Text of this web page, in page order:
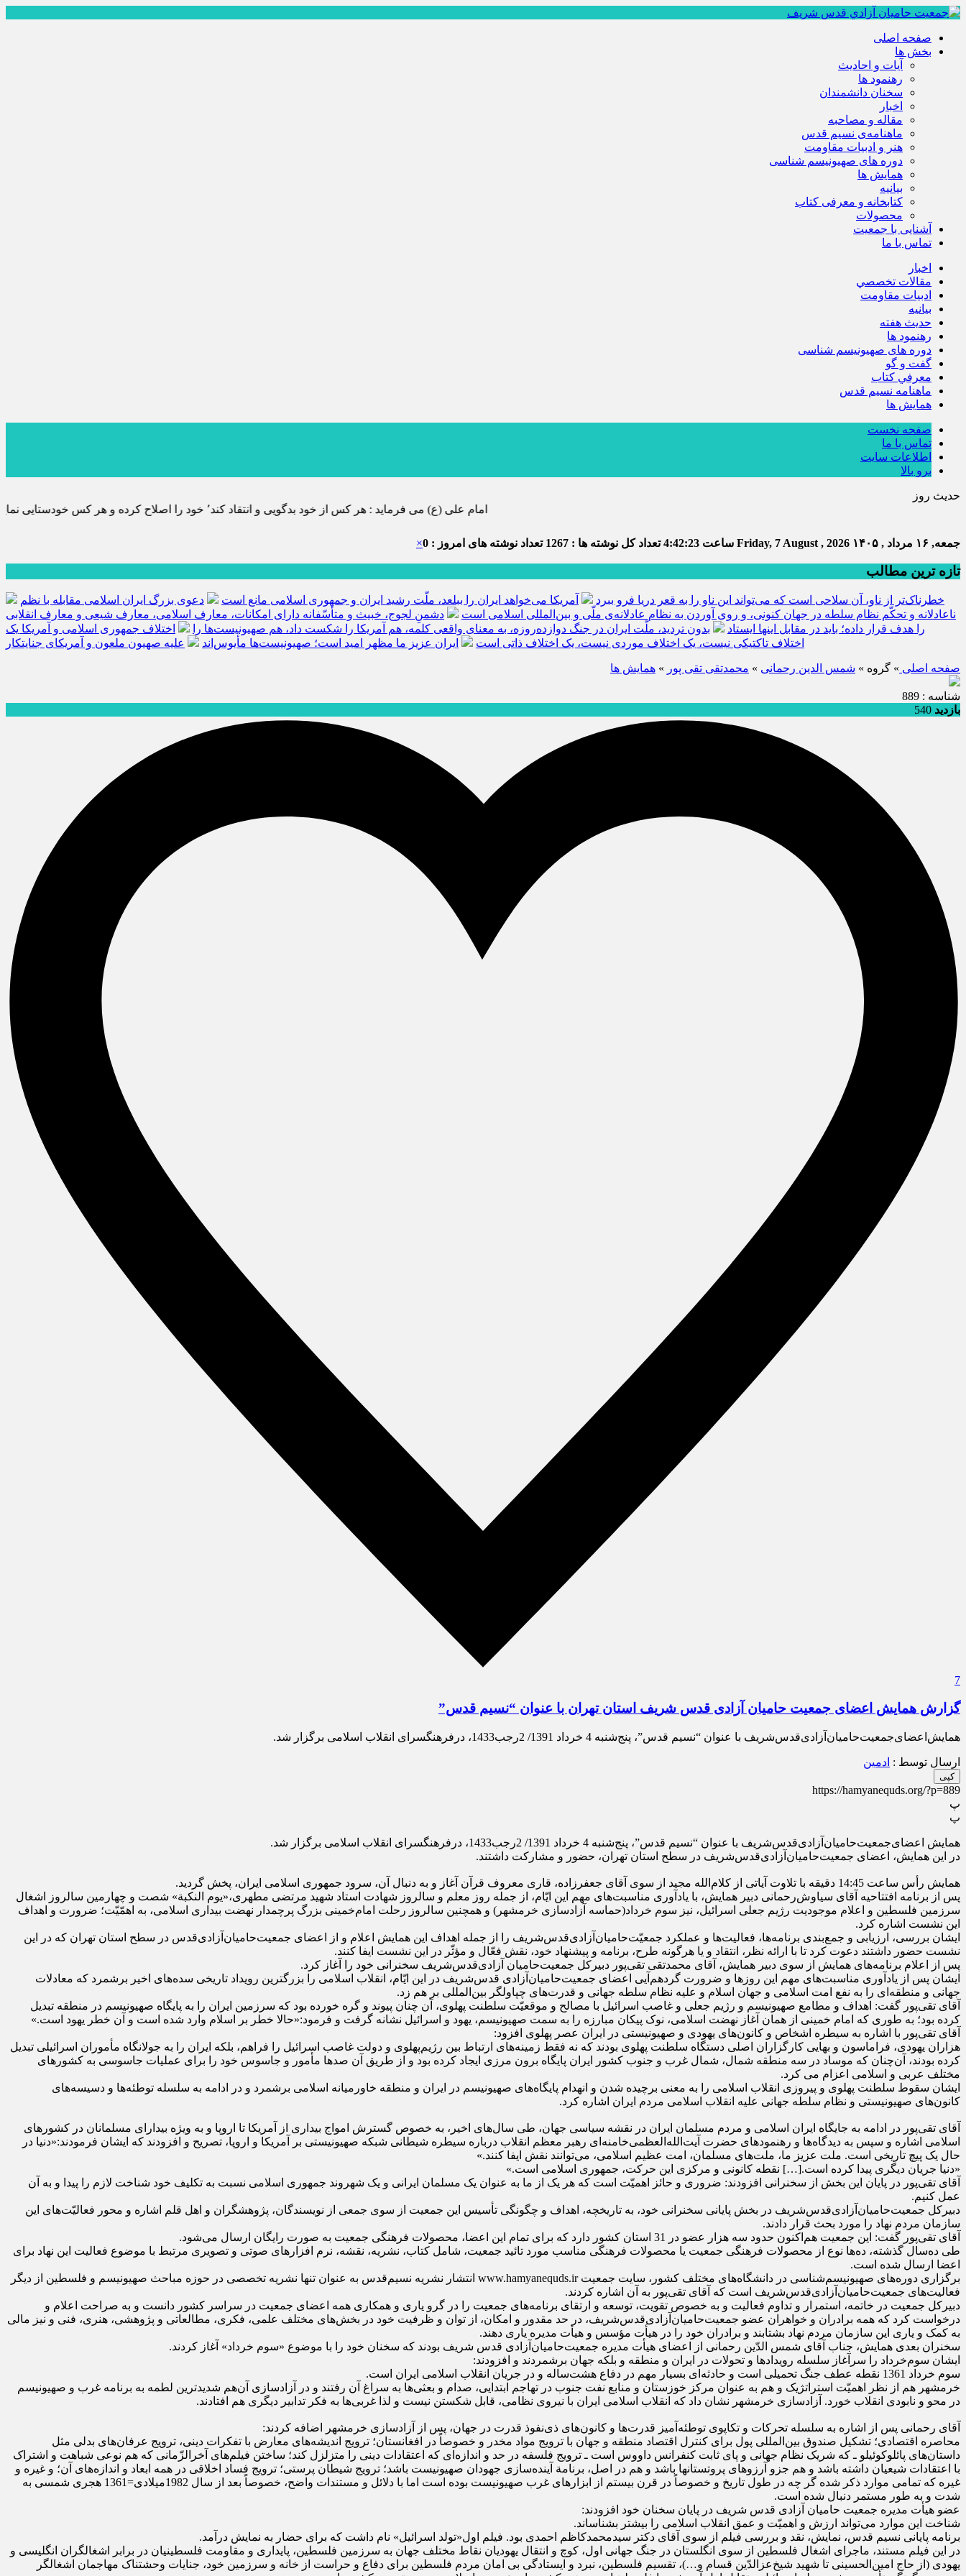
صفحه اصلی
بخش ها
آیات و احادیث
رهنمود ها
سخنان دانشمندان
اخبار
مقاله و مصاحبه
ماهنامه‌ی نسیم قدس
هنر و ادبیات مقاومت
دوره های صهیونیسم شناسی
همايش ها
بيانيه
کتابخانه و معرفی کتاب
محصولات
آشنایی با جمعیت
تماس با ما
اخبار
مقالات تخصصي
ادبيات مقاومت
بيانيه
حديث هفته
رهنمود ها
دوره های صهیونیسم شناسی
گفت و گو
معرفي كتاب
ماهنامه نسيم قدس
همايش ها
صفحه نخست
تماس با ما
اطلاعات سایت
برو بالا
حدیث روز
امام علی (ع) می فرماید : هر کس از خود بدگویی و انتقاد کند٬ خود را اصلاح کرده و هر کس خودستایی نماید٬ پس به تحقیق خویش را تباه نموده است.
جمعه, ۱۶ مرداد , ۱۴۰۵ Friday, 7 August , 2026 ساعت 4:42:24تعداد کل نوشته ها : 1267 تعداد نوشته های امروز : 0 ×
تازه ترین مطالب
خطرناک‌تر از ناو، آن سلاحی است که می‌تواند این ناو را به قعر دریا فرو ببرد آمریکا می‌خواهد ایران را ببلعد، ملّت رشید ایران و جمهوری اسلامی مانع است
دعوی بزرگ ایران اسلامی مقابله با نظم
ناعادلانه و تحکّم نظام سلطه در جهان کنونی، و روی آوردن به نظام عادلانه‌ی ملّی و بین‌المللی اسلامی است
دشمنِ لجوج، خبیث و متأسّفانه دارای امکانات، معارف اسلامی، معارف شیعی و معارف انقلابی
را هدف قرار داده؛ باید در مقابل اینها ایستاد
بدون تردید، ملّت ایران در جنگ دوازده‌روزه، به معنای واقعی کلمه، هم آمریکا را شکست داد، هم صهیونیست‌ها را
اختلاف جمهوری اسلامی و آمریکا یک
اختلاف تاکتیکی نیست، یک اختلاف موردی نیست، یک اختلاف ذاتی است
ایران عزیز ما مظهر امید است؛ صهیونیست‌ها مأیوس‌اند علیه صهیون ملعون و آمریکای جنایتکار
صفحه اصلی » گروه » شمس الدین رحمانی » محمدتقی تقی پور » همايش ها
شناسه : 889
بازدید 540
7
گزارش همایش‌ اعضای‌ جمعیت‌ حامیان‌ آزادی‌ قدس‌ شریف استان تهران با عنوان “نسیم قدس”
همایش‌اعضای‌جمعیت‌حامیان‌آزادی‌قدس‌شریف با عنوان “نسیم قدس”،‌ پنج‌شنبه ‌4 ‌خرداد‌ 1391/ 2‌رجب‌1433، در‌فرهنگسرای انقلاب اسلامی برگزار شد.
ارسال توسط : ادمین
کپی
https://hamyanequds.org/?p=889
پ
پ
همایش‌ اعضای‌جمعیت‌حامیان‌آزادی‌قدس‌شریف با عنوان “نسیم قدس”،‌ پنج‌شنبه ‌4 ‌خرداد‌ 1391/ 2‌رجب‌1433، در‌فرهنگسرای انقلاب اسلامی برگزار شد.
در‌ این همایش، اعضای جمعیت‌حامیان‌آزادی‌قدس‌شریف در‌ سطح‌ استان تهران، حضور و مشارکت داشتند.
همایش رأس ساعت ‌14:45 دقیقه با تلاوت‌ آیاتی از کلام‌الله مجید از سوی آقای جعفرزاده، قاری معروف قرآن آغاز و به دنبال آن، سرود جمهوری اسلامی ایران، پخش گردید.
پس از برنامه افتتاحیه آقای سیاوش‌رحمانی دبیر همایش، با یادآوری مناسبت‌های مهم این ایّام، از جمله روز معلم و سالروز شهادت استاد شهید مرتضی مطهری،«یوم النکبة» شصت و چهارمین سالروز اشغال
سرزمین فلسطین و اعلام موجودیت رژیم جعلی اسرائیل، نیز سوم خرداد(حماسه آزادسازی خرمشهر) و همچنین سالروز رحلت امام‌خمینی بزرگ پرچمدار نهضت بیداری اسلامی، به اهمّیّت؛ ضرورت و اهداف
این نشست اشاره کرد.
ایشان بررسی، ارزیابی و جمع‌بندی برنامه‌ها، فعالیت‌ها و عملکرد جمعیّت‌حامیان‌آزادی‌قدس‌شریف را از جمله اهداف این همایش اعلام و از اعضای جمعیت‌حامیان‌آزادی‌قدس در سطح استان تهران که در این
نشست حضور داشتند دعوت کرد تا با ارائه نظر، انتقاد و یا هرگونه طرح، برنامه و پیشنهاد خود، نقش فعّال و مؤثّر در این نشست ایفا کنند.
پس از اعلام برنامه‌های همایش از سوی دبیر همایش، آقای محمدتقی تقی‌پور دبیرکل جمعیت‌حامیان آزادی‌قدس‌شریف سخنرانی خود را آغاز کرد.
ایشان پس از یادآوری مناسبت‌های مهم این روزها و ضرورت گردهم‌آیی اعضای جمعیت‌حامیان‌آزادی قدس‌شریف در این ایّام، انقلاب اسلامی را بزرگترین رویداد تاریخی سده‌های اخیر برشمرد که معادلات
جهانی و منطقه‌ای را به نفع امت اسلامی و جهان‌ اسلام و علیه نظام‌ سلطه جهانی و قدرت‌های چپاولگر بین‌المللی بر هم زد.
آقای تقی‌پور گفت: اهداف و مطامع صهیونیسم و رژیم جعلی و غاصب اسرائیل با مصالح و موقعیّت سلطنت پهلوی، آن چنان پیوند و گره خورده بود که سرزمین ایران را به پایگاه صهیونیسم در منطقه تبدیل
کرده بود؛ به طوری که امام خمینی از همان آغاز نهضت اسلامی، نوک پیکان مبارزه را به سمت صهیونیسم، یهود و اسرائیل نشانه گرفت و فرمود:«حالا خطر بر اسلام وارد شده است و آن خطر یهود است.»
آقای تقی‌پور با اشاره به سیطره اشخاص و کانون‌های یهودی و صهیونیستی در ایران عصر پهلوی افزود:
هزاران یهودی، فراماسون و بهایی کارگزاران اصلی دستگاه سلطنت پهلوی بودند که نه فقط زمینه‌های ارتباط بین رژیم‌پهلوی و دولت غاصب اسرائیل را فراهم، بلکه ایران را به جولانگاه مأموران اسرائیلی تبدیل
کرده بودند، آن‌چنان که موساد در سه منطقه شمال، شمال غرب و جنوب کشور ایران پایگاه برون مرزی ایجاد کرده بود و از طریق آن صدها مأمور و جاسوس خود را برای عملیات جاسوسی به کشورهای
مختلف عربی و اسلامی اعزام می کرد.
ایشان سقوط سلطنت پهلوی و پیروزی انقلاب اسلامی را به معنی برچیده شدن و انهدام پایگاه‌های صهیونیسم در ایران و منطقه خاورمیانه اسلامی برشمرد و در ادامه به سلسله توطئه‌ها و دسیسه‌های
کانون‌های صهیونیستی و نظام سلطه جهانی علیه انقلاب اسلامی مردم ایران اشاره کرد.
آقای تقی‌پور در ادامه به جایگاه ایران اسلامی و مردم مسلمان ایران در نقشه سیاسی جهان، طی سال‌های اخیر، به خصوص گسترش امواج بیداری از آمریکا تا اروپا و به ویژه بیدارای مسلمانان در کشورهای
اسلامی اشاره و سپس به دیدگاه‌ها و رهنمودهای حضرت آیت‌الله‌العظمی‌خامنه‌ای رهبر معظم انقلاب درباره سیطره شیطانی شبکه صهیونیستی بر آمریکا و اروپا، تصریح و افزودند که ایشان فرمودند:«دنیا در
حال یک پیچ تاریخی است. ملت عزیز ما، ملت‌های مسلمان، امت عظیم اسلامی، می‌توانند نقش ایفا کنند.»
«دنیا جریان دیگری پیدا کرده است.[…] نقطه کانونی و مرکزی این حرکت، جمهوری اسلامی است.»
آقای تقی‌پور در پایان این بخش از سخنرانی افزودند: ضروری و حائز اهمیّت است که هر یک از ما به عنوان یک مسلمان ایرانی و یک شهروند جمهوری اسلامی نسبت به تکلیف خود شناخت لازم را پیدا و به آن
عمل کنیم.
دبیرکل جمعیت‌حامیان‌آزادی‌قدس‌شریف در بخش پایانی سخنرانی خود، به تاریخچه،‌ اهداف ‌و چگونگی‌ تأسیس این جمعیت از سوی جمعی از نویسندگان، پژوهشگران و اهل قلم اشاره و محور فعالیّت‌های این
سازمان مردم نهاد را مورد بحث قرار دادند.
آقای تقی‌پور گفت: این جمعیت هم‌اکنون حدود سه هزار عضو در ‌31 استان کشور دارد که برای تمام این اعضا، محصولات فرهنگی جمعیت به صورت رایگان ارسال می‌شود.
طی ده‌سال گذشته، ده‌ها نوع از محصولات فرهنگی جمعیت یا محصولات فرهنگی مناسب مورد تائید جمعیت، شامل کتاب، نشریه، نقشه، نرم افزارهای صوتی و تصویری مرتبط با موضوع فعالیت این نهاد برای
اعضا ارسال شده است.
برگزاری‌ دوره‌های‌ صهیونیسم‌شناسی‌ در‌ دانشگاه‌‌های‌ مختلف‌ کشور،‌ سایت‌ جمعیت ‌www.hamyanequds.ir انتشار‌ نشریه نسیم‌قدس به عنوان تنها نشریه تخصصی در حوزه مباحث صهیونیسم و فلسطین از دیگر
فعالیت‌های جمعیت‌حامیان‌آزادی‌قدس‌شریف است که آقای تقی‌پور به آن اشاره کردند.
دبیرکل جمعیت در خاتمه، استمرار و تداوم فعالیت و به خصوص تقویت، توسعه و ارتقای برنامه‌های جمعیت را در گرو یاری و همکاری همه اعضای جمعیت در سراسر کشور دانست و به صراحت اعلام و
درخواست کرد که همه برادران و خواهران عضو جمعیت‌حامیان‌آزادی‌قدس‌شریف، در حد مقدور و امکان، از توان و ظرفیت خود در بخش‌های مختلف علمی، فکری، مطالعاتی و پژوهشی، هنری، فنی و نیز مالی
به کمک و یاری این سازمان مردم نهاد بشتابند و برادران خود را در هیأت مؤسس و هیأت مدیره یاری دهند.
سخنران بعدی همایش، جناب آقای شمس الدّین رحمانی از اعضای هیأت مدیره جمعیت‌حامیان‌آزادی قدس شریف بودند که سخنان خود را با موضوع «سوم خرداد» آغاز کردند.
ایشان سوم‌خرداد را سرآغاز‌ سلسله رویدادها‌ و‌ تحولات‌ در ایران و منطقه و بلکه جهان برشمردند و افزودند:
سوم خرداد 1361 نقطه عطف جنگ تحمیلی است و حادثه‌ای بسیار مهم در دفاع هشت‌ساله و در جریان انقلاب اسلامی ایران است.
خرمشهر هم از نظر اهمیّت استراتژیک و هم به عنوان مرکز خوزستان و منابع نفت جنوب در تهاجم ابتدایی، صدام و بعثی‌ها به سراغ آن رفتند و در آزادسازی آن‌هم شدیدترین لطمه به برنامه غرب و صهیونیسم
در محو و نابودی انقلاب خورد. آزادسازی خرمشهر نشان داد که انقلاب اسلامی ایران با نیروی نظامی، قابل شکستن نیست و لذا غربی‌ها به فکر تدابیر دیگری هم افتادند.
آقای رحمانی پس از اشاره به سلسله تحرکات و تکاپوی توطئه‌آمیز قدرت‌ها و کانون‌های ذی‌نفوذ قدرت در جهان، پس از آزادسازی خرمشهر اضافه کردند:
محاصره اقتصادی؛ تشکیل صندوق بین‌المللی پول برای کنترل اقتصاد منطقه و جهان با ترویج مواد مخدر و خصوصاً در افغانستان؛ ترویج اندیشه‌های معارض با تفکرات دینی، ترویج عرفان‌های بدلی مثل
داستان‌های پائلوکوئیلو ـ که شریک نظام جهانی و پای ثابت کنفرانس داووس است ـ ترویج فلسفه در حد و اندازه‌ای که اعتقادات دینی را متزلزل کند؛ ساختن فیلم‌های آخرالزّمانی که هم نوعی شباهت و اشتراک
با اعتقادات شیعیان داشته باشد و هم جزو آرزوهای پروتستانها باشد و هم در اصل، برنامة آینده‌سازی جهودان صهیونیست باشد؛ ترویج شیطان پرستی؛ ترویج فساد اخلاقی در همه ابعاد و اندازه‌های آن؛ و غیره و
غیره که تمامی موارد ذکر شده گر چه در طول تاریخ و خصوصاً در قرن بیستم از ابزارهای غرب صهیونیست بوده است اما با دلائل و مستندات واضح، خصوصاً بعد از سال ‌1982‌میلادی‌=‌1361 هجری شمسی به
شدت و به طور مستمر دنبال شده است.
عضو هیأت مدیره جمعیت حامیان آزادی قدس شریف در پایان سخنان خود افزودند:
شناخت این موارد می‌تواند ارزش و اهمیّت و عمق انقلاب اسلامی را بیشتر بشناساند.
برنامه پایانی نسیم قدس، نمایش، نقد و بررسی فیلم از سوی آقای دکتر سیدمحمدکاظم احمدی بود. فیلم اول«تولد اسرائیل» نام داشت که برای حضار به نمایش درآمد.
در این فیلم مستند، ماجرای اشغال فلسطین از سوی انگلستان در جنگ جهانی اول، کوچ و انتقال یهودیان نقاط مختلف جهان به سرزمین فلسطین، پایداری و مقاومت فلسطینیان در برابر اشغالگران انگلیسی و
یهودی (از حاج امین‌الحسینی تا شهید شیخ‌عزالدّین قسام و…)، تقسیم فلسطین، نبرد و ایستادگی بی امان مردم فلسطین برای دفاع و حراست از خانه و سرزمین خود، جنایات وحشتناک مهاجمان اشغالگر